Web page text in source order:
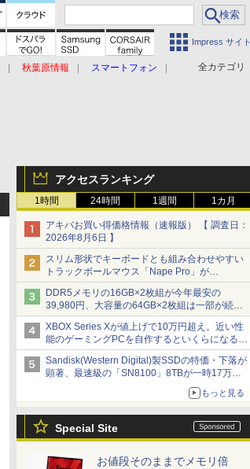
Impress サイト
全カテゴリ
秋葉原情報
スマートフォン
アクセスランキング
1時間 24時間 1週間 1カ月
アキバお買い得価格情報（速報版） 【 調査日：
2026年8月6日 】
スリム形状でキーボードとも組み合わせやすい
トラックボールマウス「Nape Pro」が
Keychronから
DDR5メモリの16GB×2枚組が今年最安の
39,980円、大容量の64GB×2枚組は一部が続騰
[8月前半のメモリ価格]
XBOX Series Xが値上げで10万円超え。近い性
能のゲーミングPCを自作するといくらになる？
【石田賀津男の『酒の肴にPCゲーム』】
Sandisk(Western Digital)製SSDの特価・下落が
顕著、最速級の「SN8100」8TBが一時17万円
もっと見る
Special Site
お値段そのままでメモリ倍